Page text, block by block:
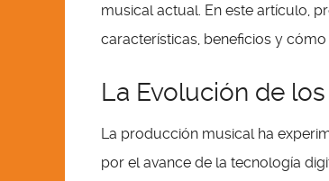
musical actual. En este artículo,
características, beneficios y
La Evolución de
La producción musical ha
por el avance de la tecnología